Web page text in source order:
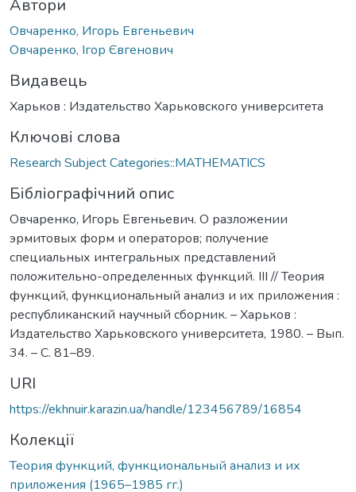
Автори
Овчаренко, Игорь Евгеньевич
Овчаренко, Ігор Євгенович
Видавець
Харьков : Издательство Харьковского университета
Ключові слова
Research Subject Categories::MATHEMATICS
Бібліографічний опис
Овчаренко, Игорь Евгеньевич. О разложении
эрмитовых форм и операторов; получение
специальных интегральных представлений
положительно-определенных функций. III // Теория
функций, функциональный анализ и их приложения :
республиканский научный сборник. – Харьков :
Издательство Харьковского университета, 1980. – Вып.
34. – С. 81–89.
URI
https://ekhnuir.karazin.ua/handle/123456789/16854
Колекції
Теория функций, функциональный анализ и их
приложения (1965–1985 гг.)